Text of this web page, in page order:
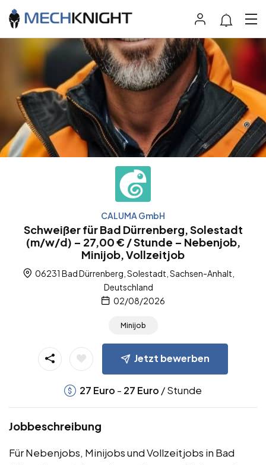
CALUMA GmbH
Schweißer für Bad Dürrenberg, Solestadt
(m/w/d) – 27,00 € / Stunde – Nebenjob,
Minijob, Vollzeitjob
06231 Bad Dürrenberg, Solestadt, Sachsen-Anhalt,
Deutschland
02/08/2026
Minijob
Jetzt bewerben
27 Euro - 27 Euro / Stunde
Jobbeschreibung
Für Nebenjobs, Minijobs und Vollzeitjobs in Bad